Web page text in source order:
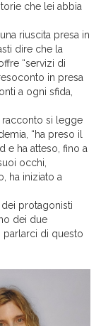
che lei abbia
riuscita presa in
dire che la
“servizi di
in presa
a ogni sfida,
racconto si legge
“ha preso il
e ha atteso, fino a
occhi,
ha iniziato a
protagonisti
dei due
di questo